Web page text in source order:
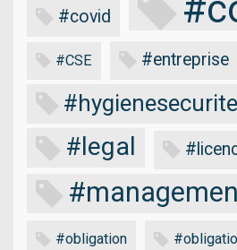
#covid
#CSE #entreprise
#hygienesecurite
#legal
#obligation